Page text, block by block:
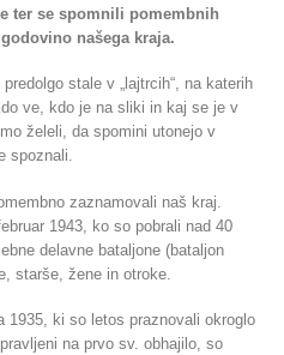
ter se spomnili pomembnih
našega kraja.
stale v „lajtrcih“, na katerih
ve, kdo je na sliki in kaj se je v
želeli, da spomini utonejo v
spoznali.
zaznamovali naš kraj.
1943, ko so pobrali nad 40
delavne bataljone (bataljon
starše, žene in otroke.
1935, ki so letos praznovali okroglo
na prvo sv. obhajilo, so